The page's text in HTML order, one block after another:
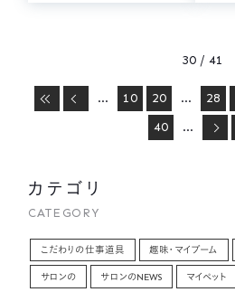
30 / 41
... 10 20 ... 28
40
...
カテゴリ
CATEGORY
こだわりの仕事道具 趣味・マイブーム
サロンの サロンのNEWS マイペット